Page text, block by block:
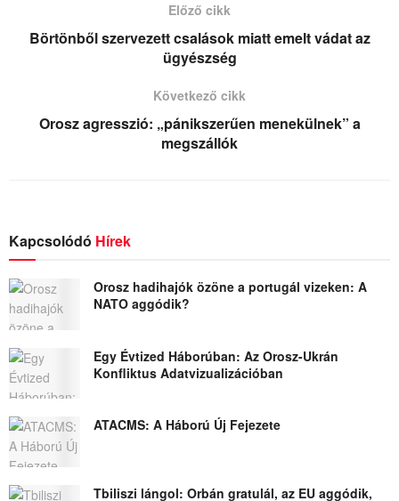
Előző cikk
Börtönből szervezett csalások miatt emelt vádat az
ügyészség
Következő cikk
Orosz agresszió: „pánikszerűen menekülnek” a
megszállók
Kapcsolódó Hírek
Orosz hadihajók özöne a portugál vizeken: A
NATO aggódik?
Egy Évtized Háborúban: Az Orosz-Ukrán
Konfliktus Adatvizualizációban
ATACMS: A Háború Új Fejezete
Tbiliszi lángol: Orbán gratulál, az EU aggódik,